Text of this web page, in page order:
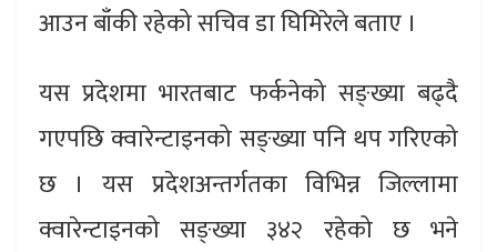
आउन बाँकी रहेको सचिव डा घिमिरेले बताए ।
यस प्रदेशमा भारतबाट फर्कनेको सङ्ख्या बढ्दै
गएपछि क्वारेन्टाइनको सङ्ख्या पनि थप गरिएको
छ । यस प्रदेशअन्तर्गतका विभिन्न जिल्लामा
क्वारेन्टाइनको सङ्ख्या ३४२ रहेको छ भने